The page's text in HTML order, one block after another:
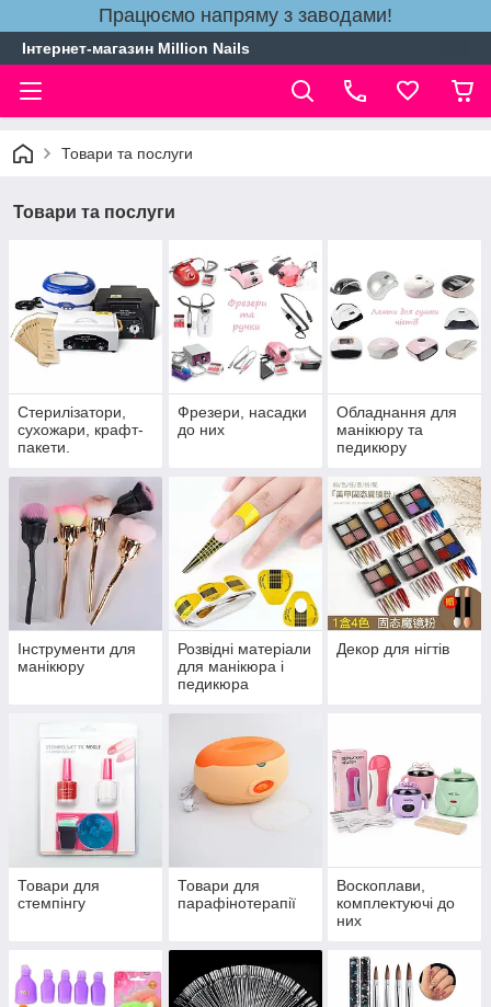
Працюємо напряму з заводами!
Інтернет-магазин Million Nails
Товари та послуги
Товари та послуги
Стерилізатори,
сухожари, крафт-
пакети.
Фрезери, насадки
до них
Обладнання для
манікюру та
педикюру
Інструменти для
манікюру
Розвідні матеріали
для манікюра і
педикюра
Декор для нігтів
Товари для
стемпінгу
Товари для
парафінотерапії
Воскоплави,
комплектуючі до
них